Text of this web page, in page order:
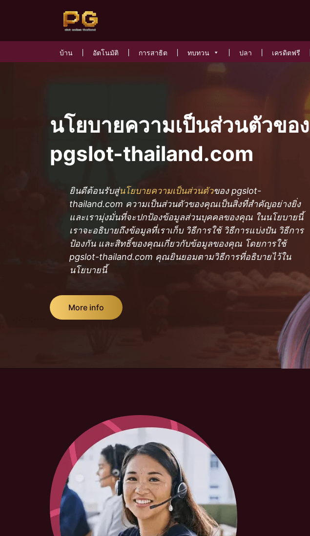
บ้าน อัตโนมัติ การสาธิต ทบทวน ปลา เครดิตฟรี
นโยบายความเป็นส่วนตัวของ
pgslot-thailand.com
ยินดีต้อนรับสู่นโยบายความเป็นส่วนตัวของ pgslot-
thailand.com ความเป็นส่วนตัวของคุณเป็นสิ่งที่สำคัญอย่างยิ่ง
และเรามุ่งมั่นที่จะปกป้องข้อมูลส่วนบุคคลของคุณ ในนโยบายนี้
เราจะอธิบายถึงข้อมูลที่เราเก็บ วิธีการใช้ วิธีการแบ่งปัน วิธีการ
ป้องกัน และสิทธิ์ของคุณเกี่ยวกับข้อมูลของคุณ โดยการใช้
pgslot-thailand.com คุณยินยอมตามวิธีการที่อธิบายไว้ใน
นโยบายนี้
More info